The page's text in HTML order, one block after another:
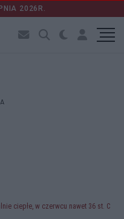
2026R.
ciepłe, w czerwcu nawet 36 st. C